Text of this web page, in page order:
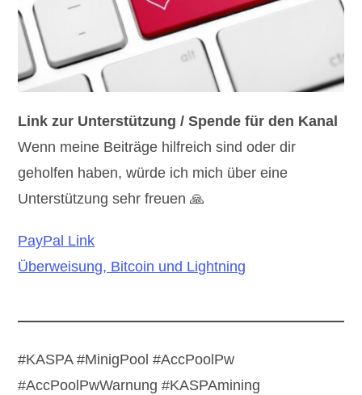
Link zur Unterstützung / Spende für den Kanal
Wenn meine Beiträge hilfreich sind oder dir
geholfen haben, würde ich mich über eine
Unterstützung sehr freuen 🙏
PayPal Link
Überweisung, Bitcoin und Lightning
#KASPA #MinigPool #AccPoolPw
#AccPoolPwWarnung #KASPAmining